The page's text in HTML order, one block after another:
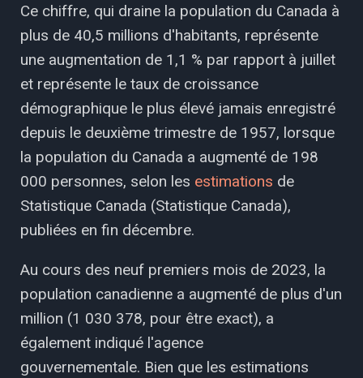
Ce chiffre, qui draine la population du Canada à
plus de 40,5 millions d'habitants, représente
une augmentation de 1,1 % par rapport à juillet
et représente le taux de croissance
démographique le plus élevé jamais enregistré
depuis le deuxième trimestre de 1957, lorsque
la population du Canada a augmenté de 198
000 personnes, selon les estimations de
Statistique Canada (Statistique Canada),
publiées en fin décembre.
Au cours des neuf premiers mois de 2023, la
population canadienne a augmenté de plus d'un
million (1 030 378, pour être exact), a
également indiqué l'agence
gouvernementale. Bien que les estimations